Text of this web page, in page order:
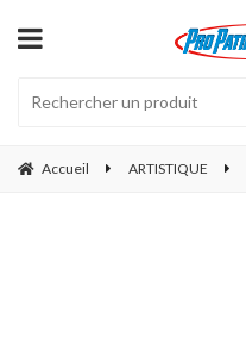
Accueil ARTISTIQUE